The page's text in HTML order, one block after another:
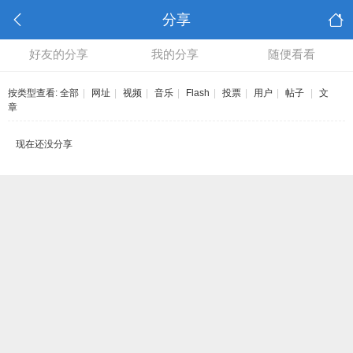
分享
好友的分享 我的分享 随便看看
按类型查看: 全部 网址 视频 音乐 Flash 投票 用户 帖子
文
章
现在还没分享